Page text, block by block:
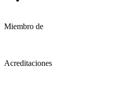
Miembro de
Acreditaciones